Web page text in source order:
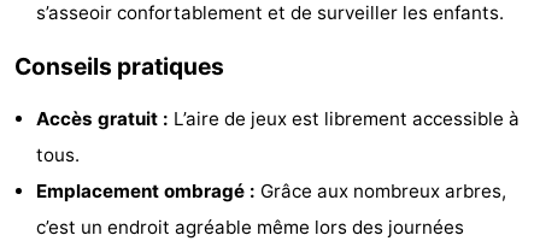
vélo
Équitation
Peche
s’asseoir confortablement et de surveiller les enfants.
Conseils pratiques
Accès gratuit : L’aire de jeux est librement accessible à
tous.
Emplacement ombragé : Grâce aux nombreux arbres,
c’est un endroit agréable même lors des journées